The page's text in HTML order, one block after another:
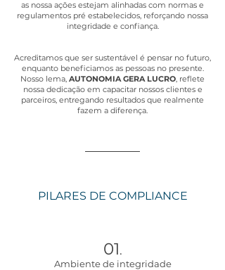
as nossa ações estejam alinhadas com normas e
regulamentos pré estabelecidos, reforçando nossa
integridade e confiança.
Acreditamos que ser sustentável é pensar no futuro,
enquanto beneficiamos as pessoas no presente.
Nosso lema, AUTONOMIA GERA LUCRO, reflete
nossa dedicação em capacitar nossos clientes e
parceiros, entregando resultados que realmente
fazem a diferença.
PILARES DE COMPLIANCE
01.
Ambiente de integridade